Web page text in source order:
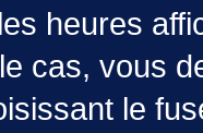
heures
cas, vous
le